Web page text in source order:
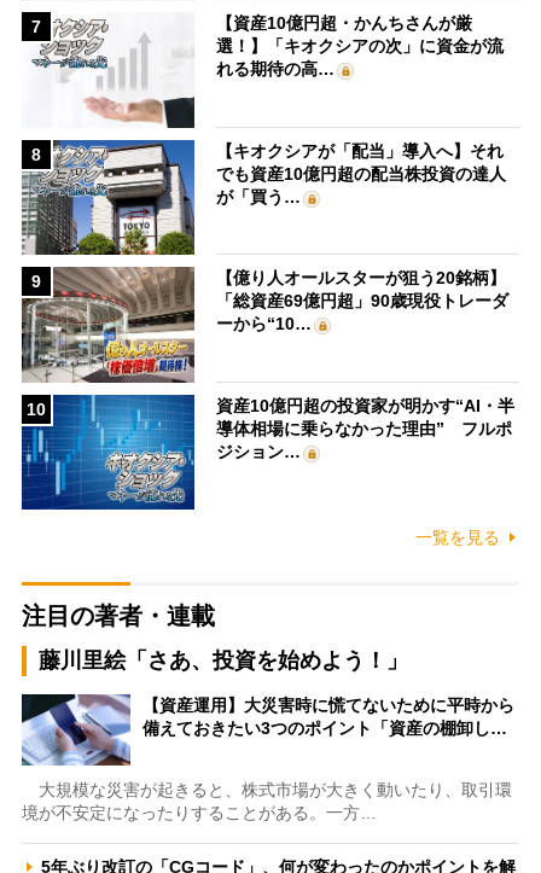
7
【資産10億円超・かんちさんが厳
選！】「キオクシアの次」に資金が流
れる期待の高…
8
【キオクシアが「配当」導入へ】それ
でも資産10億円超の配当株投資の達人
が「買う…
9
【億り人オールスターが狙う20銘柄】
「総資産69億円超」90歳現役トレーダ
ーから“10…
10
資産10億円超の投資家が明かす“AI・半
導体相場に乗らなかった理由” フルポ
ジション…
一覧を見る
注目の著者・連載
藤川里絵「さあ、投資を始めよう！」
【資産運用】大災害時に慌てないために平時から
備えておきたい3つのポイント「資産の棚卸し…
大規模な災害が起きると、株式市場が大きく動いたり、取引環
境が不安定になったりすることがある。一方…
5年ぶり改訂の「CGコード」、何が変わったのかポイントを解